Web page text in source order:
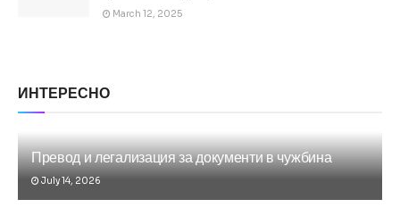
March 12, 2025
ИНТЕРЕСНО
Превод и легализация за документи в чужбина
July 14, 2026